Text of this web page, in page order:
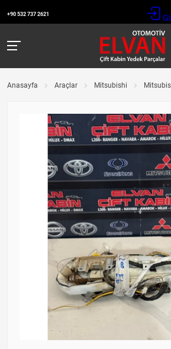
+90 532 737 2621
Anasayfa Araçlar Mitsubishi